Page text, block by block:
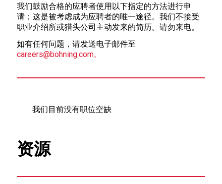
我们鼓励合格的应聘者使用以下指定的方法进行申
请；这是被考虑成为应聘者的唯一途径。我们不接受
职业介绍所或猎头公司主动发来的简历。请勿来电。
如有任何问题，请发送电子邮件至
careers@bohning.com。
我们目前没有职位空缺
资源